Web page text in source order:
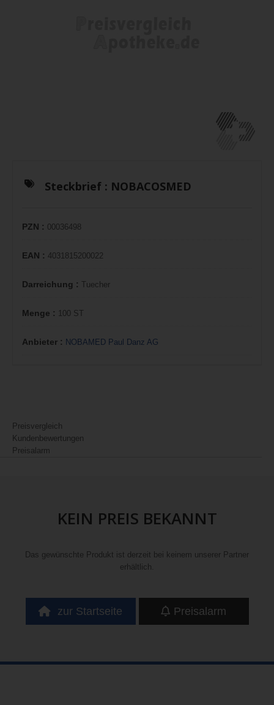
Steckbrief : NOBACOSMED
PZN : 00036498
EAN : 4031815200022
Darreichung : Tuecher
Menge : 100 ST
Anbieter : NOBAMED Paul Danz AG
Preisvergleich
Kundenbewertungen
Preisalarm
KEIN PREIS BEKANNT
Das gewünschte Produkt ist derzeit bei keinem unserer Partner
erhältlich.
zur Startseite Preisalarm